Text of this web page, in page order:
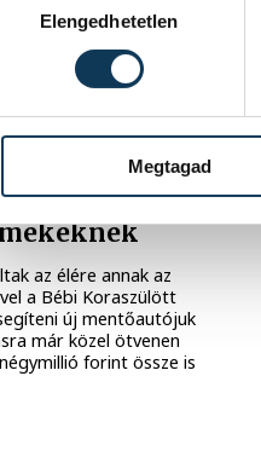
Elengedhetetlen
Megtagad
ÉS
segítettek
az élére annak az
a Bébi Koraszülött
új mentőautójuk
már közel ötvenen
forint össze is